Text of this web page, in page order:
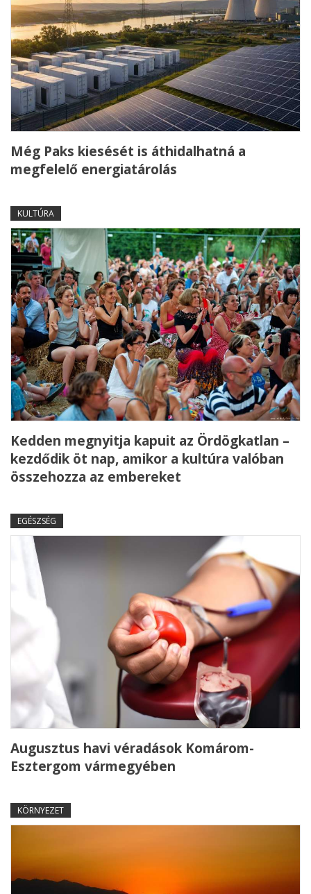
Még Paks kiesését is áthidalhatná a
megfelelő energiatárolás
KULTÚRA
Kedden megnyitja kapuit az Ördögkatlan –
kezdődik öt nap, amikor a kultúra valóban
összehozza az embereket
EGÉSZSÉG
Augusztus havi véradások Komárom-
Esztergom vármegyében
KÖRNYEZET